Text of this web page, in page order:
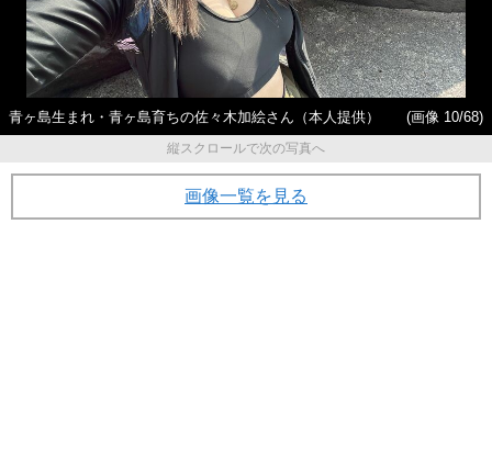
青ヶ島生まれ・青ヶ島育ちの佐々木加絵さん（本人提供）
(画像 10/68)
縦スクロールで次の写真へ
画像一覧を見る